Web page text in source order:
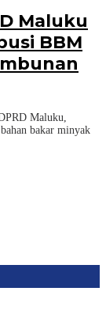
Maluku
BBM
Maluku,
bakar minyak